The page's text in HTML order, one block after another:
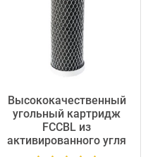
Высококачественный
угольный картридж
FCCBL из
активированного угля